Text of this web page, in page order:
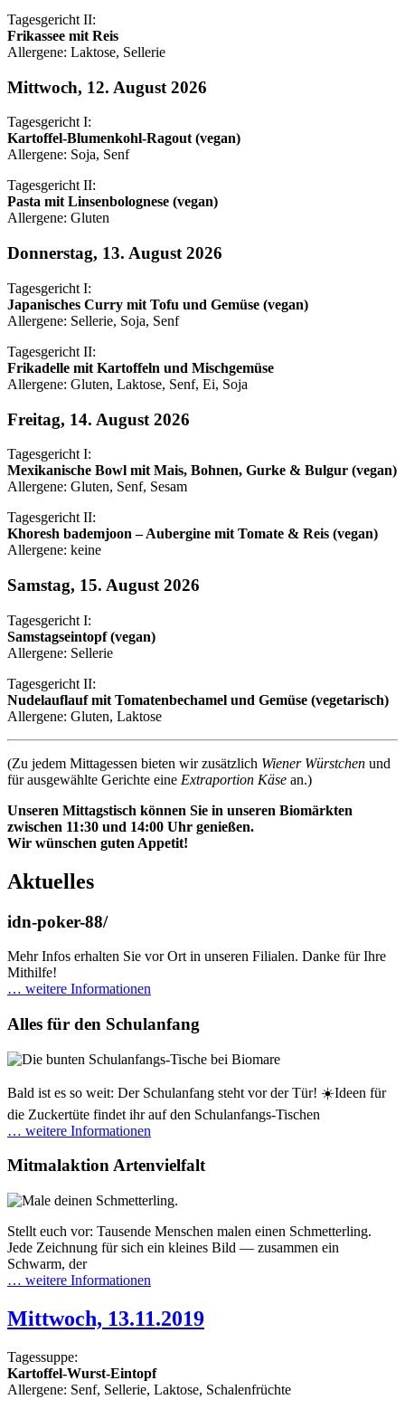
Tagesgericht II:
Frikassee mit Reis
Allergene: Laktose, Sellerie
Mittwoch, 12. August 2026
Tagesgericht I:
Kartoffel-Blumenkohl-Ragout (vegan)
Allergene: Soja, Senf
Tagesgericht II:
Pasta mit Linsenbolognese (vegan)
Allergene: Gluten
Donnerstag, 13. August 2026
Tagesgericht I:
Japanisches Curry mit Tofu und Gemüse (vegan)
Allergene: Sellerie, Soja, Senf
Tagesgericht II:
Frikadelle mit Kartoffeln und Mischgemüse
Allergene: Gluten, Laktose, Senf, Ei, Soja
Freitag, 14. August 2026
Tagesgericht I:
Mexikanische Bowl mit Mais, Bohnen, Gurke & Bulgur (vegan)
Allergene: Gluten, Senf, Sesam
Tagesgericht II:
Khoresh bademjoon – Aubergine mit Tomate & Reis (vegan)
Allergene: keine
Samstag, 15. August 2026
Tagesgericht I:
Samstagseintopf (vegan)
Allergene: Sellerie
Tagesgericht II:
Nudelauflauf mit Tomatenbechamel und Gemüse (vegetarisch)
Allergene: Gluten, Laktose
(Zu jedem Mittagessen bieten wir zusätzlich Wiener Würstchen und
für ausgewählte Gerichte eine Extraportion Käse an.)
Unseren Mittagstisch können Sie in unseren Biomärkten
zwischen 11:30 und 14:00 Uhr genießen.
Wir wünschen guten Appetit!
Aktuelles
idn-poker-88/
Mehr Infos erhalten Sie vor Ort in unseren Filialen. Danke für Ihre
Mithilfe!
… weitere Informationen
Alles für den Schulanfang
Bald ist es so weit: Der Schulanfang steht vor der Tür! ☀️Ideen für
die Zuckertüte findet ihr auf den Schulanfangs-Tischen
… weitere Informationen
Mitmalaktion Artenvielfalt
Stellt euch vor: Tausende Menschen malen einen Schmetterling.
Jede Zeichnung für sich ein kleines Bild — zusammen ein
Schwarm, der
… weitere Informationen
Mittwoch, 13.11.2019
Tagessuppe:
Kartoffel-Wurst-Eintopf
Allergene: Senf, Sellerie, Laktose, Schalenfrüchte